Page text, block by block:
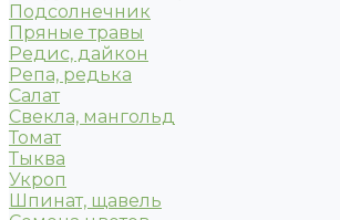
Подсолнечник
Пряные травы
Редис, дайкон
Репа, редька
Салат
Свекла, мангольд
Томат
Тыква
Укроп
Шпинат, щавель